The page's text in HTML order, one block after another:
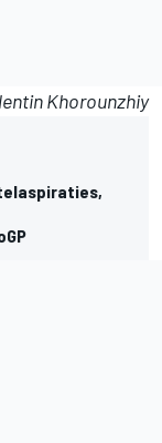
Khorounzhiy